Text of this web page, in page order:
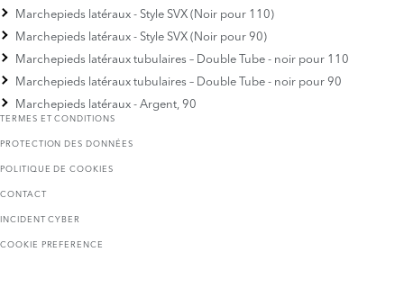
Marchepieds latéraux - Style SVX (Noir pour 110)
Marchepieds latéraux - Style SVX (Noir pour 90)
Marchepieds latéraux tubulaires – Double Tube - noir pour 110
Marchepieds latéraux tubulaires – Double Tube - noir pour 90
Marchepieds latéraux - Argent, 90
TERMES ET CONDITIONS
PROTECTION DES DONNÉES
POLITIQUE DE COOKIES
CONTACT
INCIDENT CYBER
COOKIE PREFERENCE